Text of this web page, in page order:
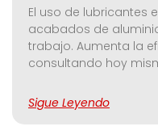
El uso de lubricantes
acabados de
trabajo. Aumenta la
consultando hoy
Sigue Leyendo